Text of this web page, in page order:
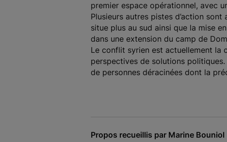
premier espace opérationnel, avec
Plusieurs autres pistes d’action
situe plus au sud ainsi que la mise
dans une extension du camp de
Le conflit syrien est actuellement la
perspectives de solutions
de personnes déracinées dont la
Propos recueillis par Marine Bouniol